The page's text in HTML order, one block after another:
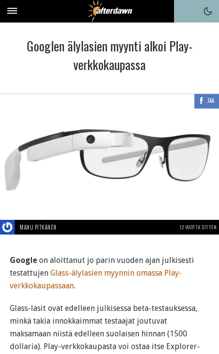
Googlen älylasien myynti alkoi Play-
verkkokaupassa
JAA
MANU PITKÄNEN 12 VUOTTA SITTEN
Google on aloittanut jo parin vuoden ajan julkisesti
testattujen Glass-älylasien myynnin omassa Play-
verkkokaupassaan.
Glass-lasit ovat edelleen julkisessa beta-testauksessa,
minkä takia innokkaimmat testaajat joutuvat
maksamaan niistä edelleen suolaisen hinnan (1500
dollaria). Play-verkkokaupasta voi ostaa itse Explorer-